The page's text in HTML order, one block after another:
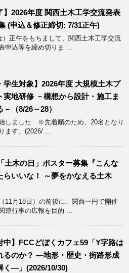
】2026年度 関西土木工学交流発表
(申込＆修正締切: 7/31正午)
）正午をもちまして、関西土木工学交流
申込等を締め切りま ...
学生対象】2026年度 大規模土木プ
実地研修 －構想から設計・施工ま
（8/26～28）
しました ※先着順のため、20名となり
ます。(2026/ ...
土木の日」ポスター募集『こんな
らいいな！ ～夢をかなえる土木
11月18日）の前後に、関西一円で開催
連行事の広報を目的 ...
中】FCCどぼくカフェ59「Y字路は
るのか？ ―地形・歴史・街路形成
く―」(2026/10/30)